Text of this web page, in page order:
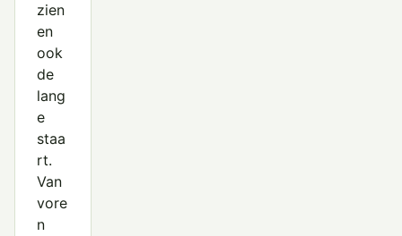
zien
en
ook
de
lang
e
staa
rt.
Van
vore
n